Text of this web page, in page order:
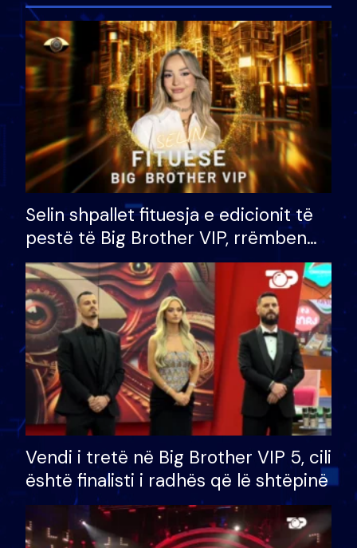
Selin shpallet fituesja e edicionit të
pestë të Big Brother VIP, rrëmben
çmimin e madh prej 100 mijë eurosh
Vendi i tretë në Big Brother VIP 5, cili
është finalisti i radhës që lë shtëpinë